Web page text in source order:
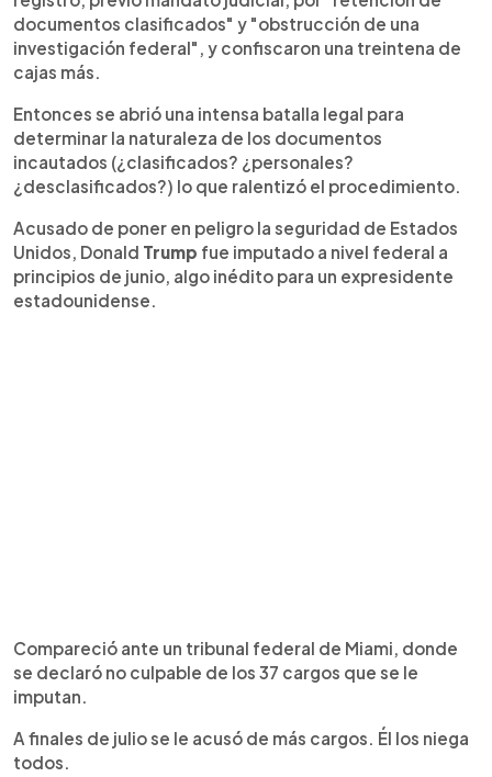
documentos clasificados" y "obstrucción de una
investigación federal", y confiscaron una treintena de
cajas más.
Entonces se abrió una intensa batalla legal para
determinar la naturaleza de los documentos
incautados (¿clasificados? ¿personales?
¿desclasificados?) lo que ralentizó el procedimiento.
Acusado de poner en peligro la seguridad de Estados
Unidos, Donald Trump fue imputado a nivel federal a
principios de junio, algo inédito para un expresidente
estadounidense.
Compareció ante un tribunal federal de Miami, donde
se declaró no culpable de los 37 cargos que se le
imputan.
A finales de julio se le acusó de más cargos. Él los niega
todos.